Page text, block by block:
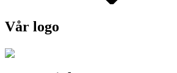
Vår logo